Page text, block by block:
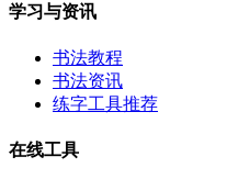
学习与资讯
书法教程
书法资讯
练字工具推荐
在线工具